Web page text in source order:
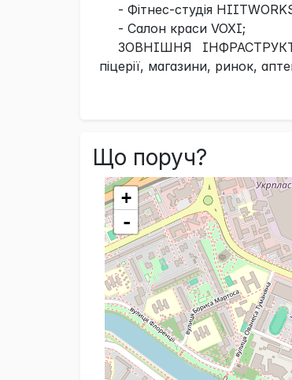
- Фітнес-студія
- Салон краси VOXI;
ЗОВНІШНЯ
піцерії, магазини, ринок,
Що поруч?
+
-